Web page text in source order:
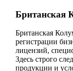
Британская
Британская
регистрации
лицензий,
Здесь строго
продукции и